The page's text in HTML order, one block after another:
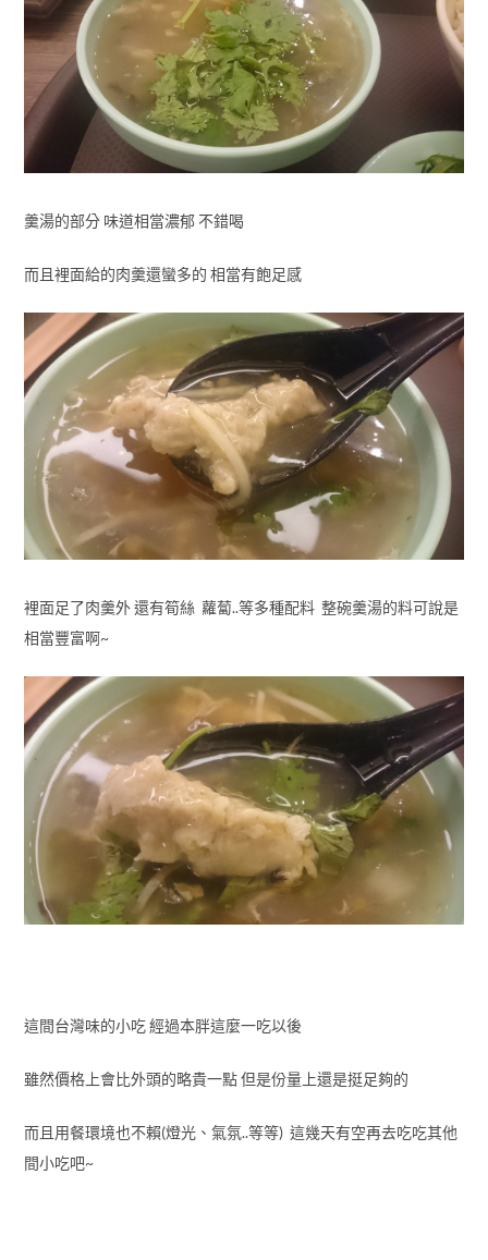
羹湯的部分 味道相當濃郁 不錯喝
而且裡面給的肉羹還蠻多的 相當有飽足感
裡面足了肉羹外 還有筍絲 蘿蔔..等多種配料 整碗羹湯的料可說是
相當豐富啊~
這間台灣味的小吃 經過本胖這麼一吃以後
雖然價格上會比外頭的略貴一點 但是份量上還是挺足夠的
而且用餐環境也不賴(燈光、氣氛..等等) 這幾天有空再去吃吃其他
間小吃吧~